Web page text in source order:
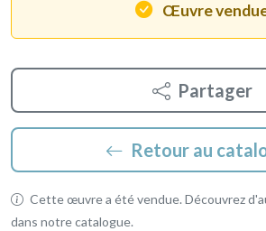
Œuvre
Partager
Retour au
Cette œuvre a été vendue. Découvrez
dans notre catalogue.